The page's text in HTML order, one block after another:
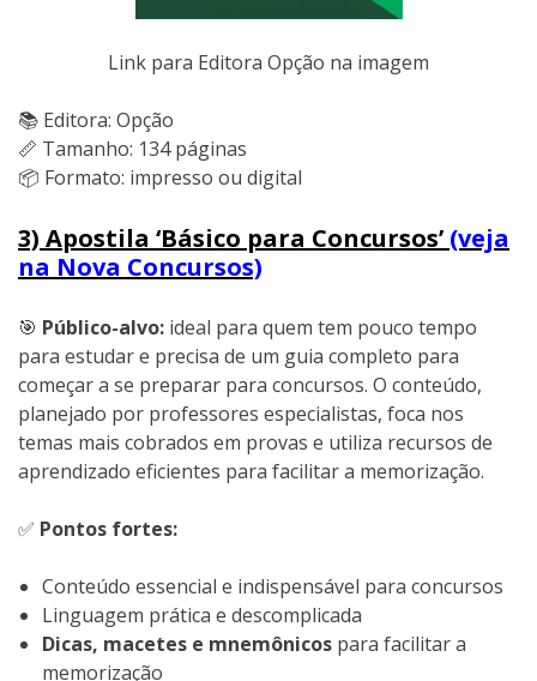
Link para Editora Opção na imagem
📚 Editora: Opção
📏 Tamanho: 134 páginas
📦 Formato: impresso ou digital
3) Apostila ‘Básico para Concursos’ (veja
na Nova Concursos)
🎯 Público-alvo: ideal para quem tem pouco tempo
para estudar e precisa de um guia completo para
começar a se preparar para concursos. O conteúdo,
planejado por professores especialistas, foca nos
temas mais cobrados em provas e utiliza recursos de
aprendizado eficientes para facilitar a memorização.
✅ Pontos fortes:
Conteúdo essencial e indispensável para concursos
Linguagem prática e descomplicada
Dicas, macetes e mnemônicos para facilitar a
memorização